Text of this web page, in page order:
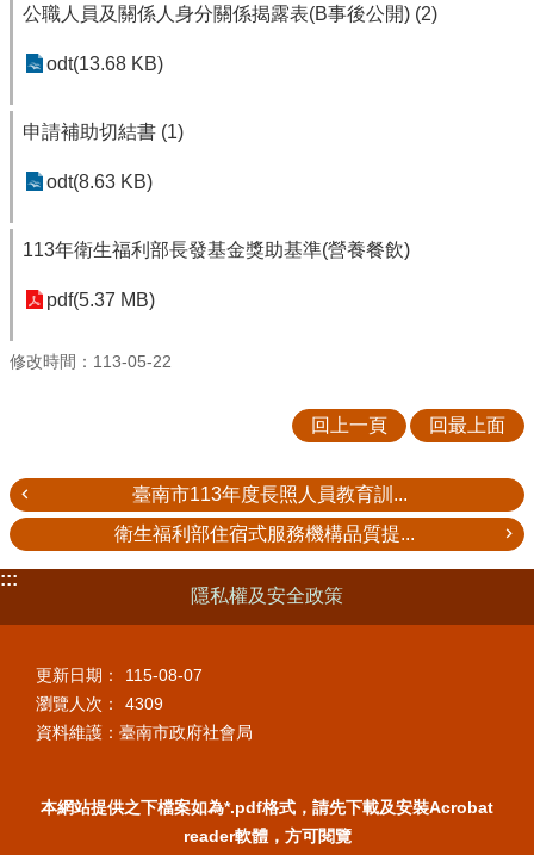
公職人員及關係人身分關係揭露表(B事後公開) (2)
odt(13.68 KB)
申請補助切結書 (1)
odt(8.63 KB)
113年衛生福利部長發基金獎助基準(營養餐飲)
pdf(5.37 MB)
修改時間：113-05-22
回上一頁 回最上面
臺南市113年度長照人員教育訓...
衛生福利部住宿式服務機構品質提...
:::
隱私權及安全政策
更新日期：
115-08-07
瀏覽人次：
4309
資料維護：臺南市政府社會局
本網站提供之下檔案如為*.pdf格式，請先下載及安裝Acrobat
reader軟體，方可閱覽